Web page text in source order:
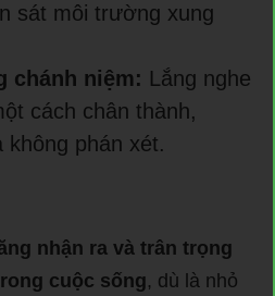
sát môi trường xung
chánh niệm: Lắng nghe
cách chân thành,
không phán xét.
nhận ra và trân trọng
cuộc sống, dù là nhỏ